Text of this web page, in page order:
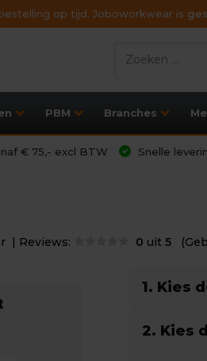
op tijd. Joboworkwear is
PBM Branches
€ 75,- excl BTW Snelle
| Reviews: 0 uit 5
1. Kies
2. Kies